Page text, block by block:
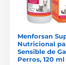
Menforsan
Nutricional
Sensible de
Perros, 120 ml